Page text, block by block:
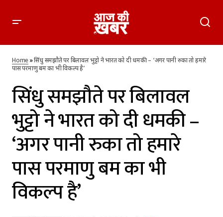
तो हमारे पास परमाणु बम का भी विकल्प है’
Home»सिंधु समझौते पर बिलावल भुट्टो ने भारत को दी धमकी – ‘अगर पानी रुका तो हमारे
पास परमाणु बम का भी विकल्प है’
सिंधु समझौते पर बिलावल
भुट्टो ने भारत को दी धमकी –
‘अगर पानी रुका तो हमारे
पास परमाणु बम का भी
विकल्प है’